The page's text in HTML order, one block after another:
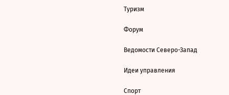
Туризм
Форум
Ведомости Северо-Запад
Идеи управления
Спорт